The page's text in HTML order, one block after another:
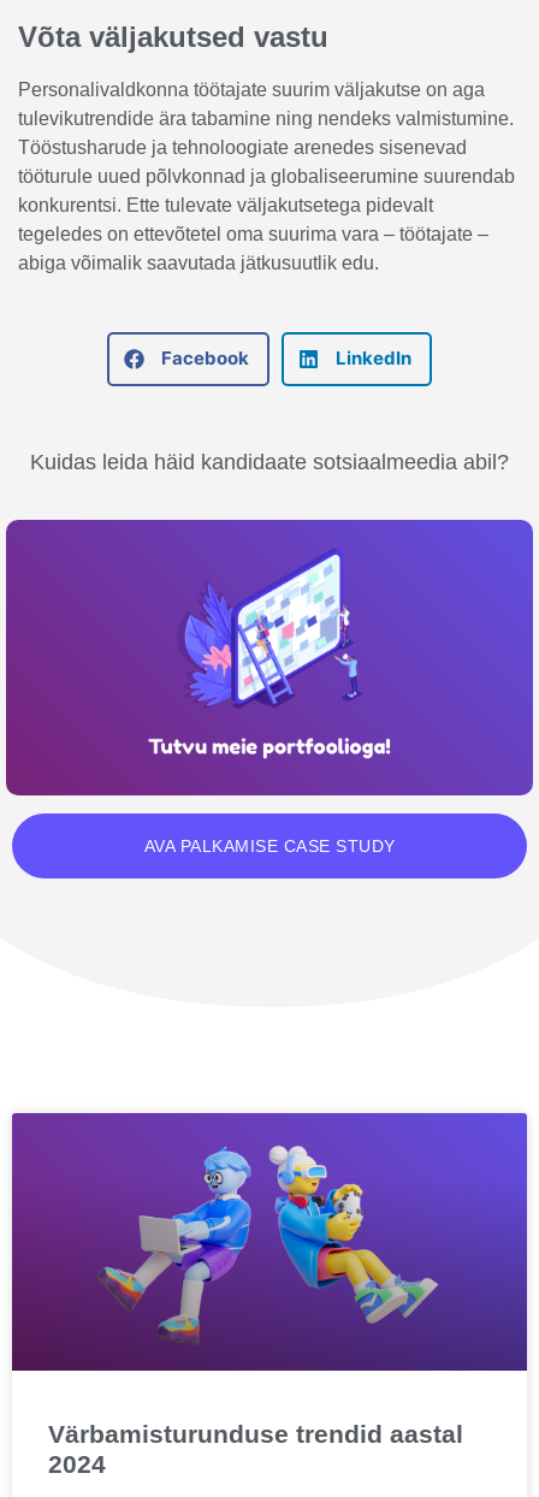
Võta väljakutsed vastu
Personalivaldkonna töötajate suurim väljakutse on aga
tulevikutrendide ära tabamine ning nendeks valmistumine.
Tööstusharude ja tehnoloogiate arenedes sisenevad
tööturule uued põlvkonnad ja globaliseerumine suurendab
konkurentsi. Ette tulevate väljakutsetega pidevalt
tegeledes on ettevõtetel oma suurima vara – töötajate –
abiga võimalik saavutada jätkusuutlik edu.
Facebook LinkedIn
Kuidas leida häid kandidaate sotsiaalmeedia abil?
AVA PALKAMISE CASE STUDY
Värbamisturunduse trendid aastal
2024